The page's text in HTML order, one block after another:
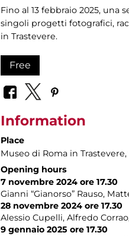
Fino al 13 febbraio 2025,
singoli progetti fotografici,
in Trastevere.
Free
Information
Place
Museo di Roma in Trastevere
Opening hours
7 novembre 2024 ore 17.30
Gianni “Gianorso” Rauso,
28 novembre 2024 ore 17.30
Alessio Cupelli, Alfredo
9 gennaio 2025 ore 17.30